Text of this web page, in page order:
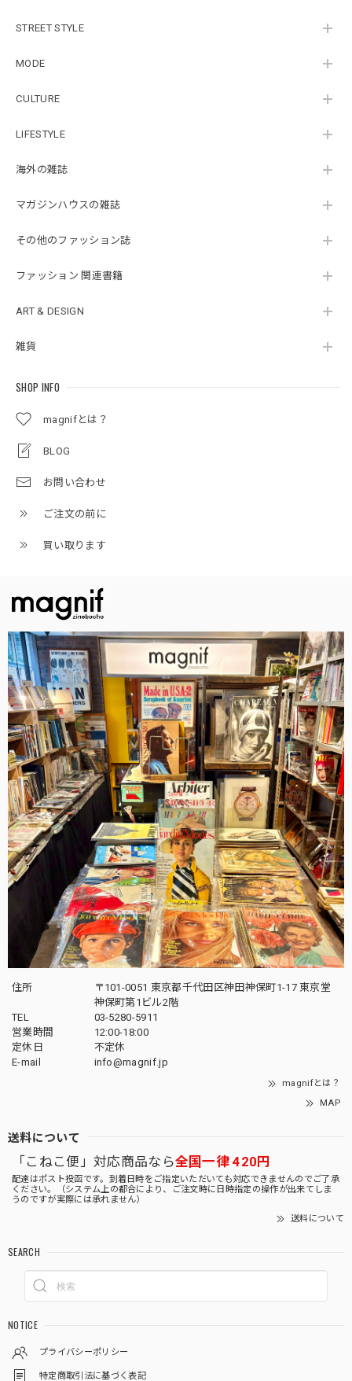
STREET STYLE
MODE
CULTURE
LIFESTYLE
海外の雑誌
マガジンハウスの雑誌
その他のファッション誌
ファッション 関連書籍
ART & DESIGN
雑貨
SHOP INFO
magnifとは？
BLOG
お問い合わせ
ご注文の前に
買い取ります
住所
〒101-0051 東京都千代田区神田神保町1-17 東京堂
神保町第1ビル2階
TEL
03-5280-5911
営業時間
12:00-18:00
定休日
不定休
E-mail
info@magnif.jp
magnifとは？
MAP
送料について
「こねこ便」対応商品なら全国一律 420円
配達はポスト投函です。到着日時をご指定いただいても対応できませんのでご了承
ください。（システム上の都合により、ご注文時に日時指定の操作が出来てしま
うのですが実際には承れません）
送料について
SEARCH
NOTICE
プライバシーポリシー
特定商取引法に基づく表記